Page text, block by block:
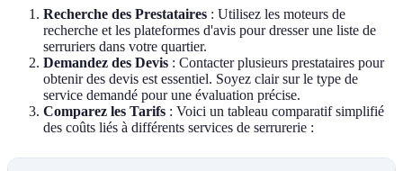
Recherche des Prestataires : Utilisez les moteurs de
recherche et les plateformes d'avis pour dresser une liste de
serruriers dans votre quartier.
Demandez des Devis : Contacter plusieurs prestataires pour
obtenir des devis est essentiel. Soyez clair sur le type de
service demandé pour une évaluation précise.
Comparez les Tarifs : Voici un tableau comparatif simplifié
des coûts liés à différents services de serrurerie :